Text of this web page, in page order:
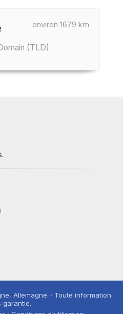
environ 1679 km
(TLD)
Allemagne. · Toute information
garantie.